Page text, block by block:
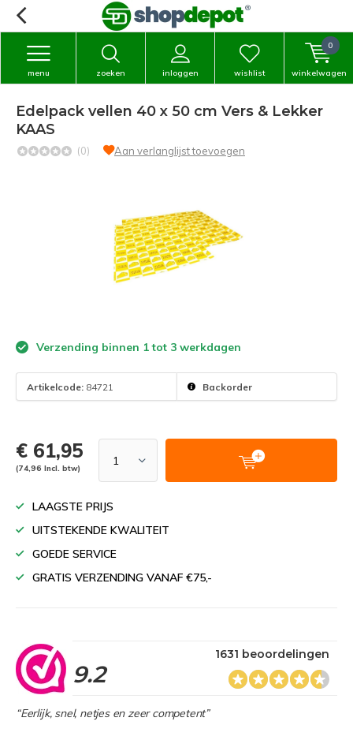
zoeken inloggen
menu wishlist winkelwagen
0
Edelpack vellen 40 x 50 cm Vers & Lekker
KAAS
(0) Aan verlanglijst toevoegen
Verzending binnen 1 tot 3 werkdagen
Artikelcode: 84721 Backorder
€ 61,95
(74,96 Incl. btw)
LAAGSTE PRIJS
UITSTEKENDE KWALITEIT
GOEDE SERVICE
GRATIS VERZENDING VANAF €75,-
9.2
1631 beoordelingen
“Eerlijk, snel, netjes en zeer competent”